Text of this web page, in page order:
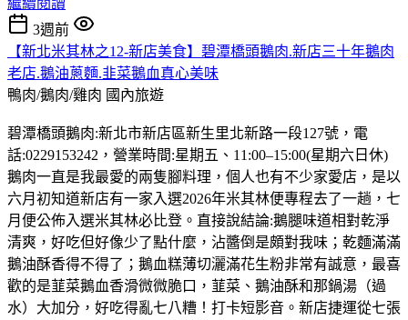
3週前
【新北米其林之12-新店美食】碧潭橋頭鵝肉.新店三十年鵝肉
老店.鵝油蔥麵.韭菜鵝血真心美味
鴨肉/鵝肉/雞肉 國內旅遊
碧潭橋頭鵝肉:新北市新店區新生里北新路一段127號，電
話:0229153242，營業時間:星期五、11:00–15:00(星期六日休)
鵝肉一直是我最愛的兩隻腳料理，個人也有不少家愛店，是以
六月初知道新店有一家入選2026年米其林便專程去了一趟，七
月便公佈入選米其林必比登。直接說結論:鵝腿味道相對乾淨
清爽，好吃但好像少了點什麼，沾醬倒是頗對我味；乾麵滿滿
鵝油酥香得不得了；鵝血糕薄切灑滿花生粉非常有誠意，最喜
歡的是韮菜鵝血香滑微微脆口，韮菜、鵝油酥和那鍋湯（過
水）大加分，好吃得亂七八糟！打卡短影音。新店捷運從七張